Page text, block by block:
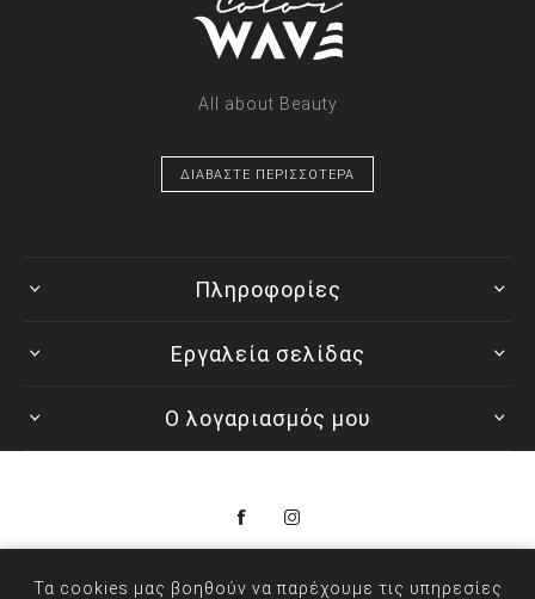
All about Beauty
ΔΙΑΒΑΣΤΕ ΠΕΡΙΣΣΟΤΕΡΑ
Πληροφορίες
Εργαλεία σελίδας
Ο λογαριασμός μου
Τα cookies μας βοηθούν να παρέχουμε τις υπηρεσίες